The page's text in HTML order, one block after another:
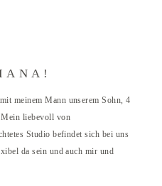
meinem Mann unserem Sohn, 4
Mein liebevoll von
Studio befindet sich bei uns
da sein und auch mir und